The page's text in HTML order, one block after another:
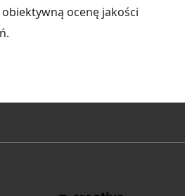
ocenę jakości